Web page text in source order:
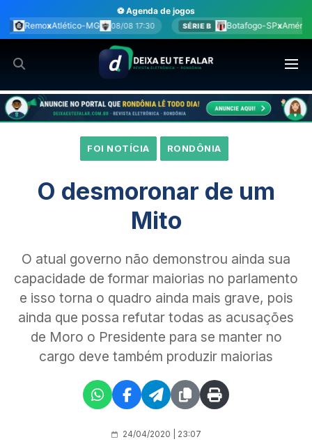
para
o
conteúdo
⚽ Agenda de jogos
SÉRIE B Botafogo-SPxAmérica-MG 08/08 17:30 BRA
FOI NOTÍCIA RONDÔNIA
O desmoronar de um
Mito
O atual governo não demonstrou ainda sua
capacidade de formar maiorias no parlamento
e isso torna o quadro ainda mais grave, pois
ainda que possa refutar todas as acusações
de Moro o Presidente para se manter no
cargo deve também produzir maiorias
24/04/2020 | 23:07